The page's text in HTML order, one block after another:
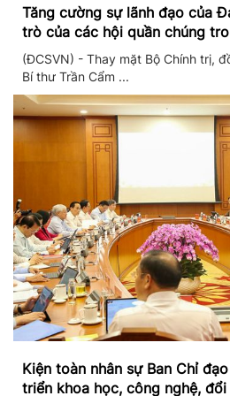
Tăng cường sự lãnh đạo của
trò của các hội quần chúng
triển mới
(ĐCSVN) - Thay mặt Bộ Chính trị,
Bí thư Trần Cẩm ...
Kiện toàn nhân sự Ban Chỉ
triển khoa học, công nghệ,